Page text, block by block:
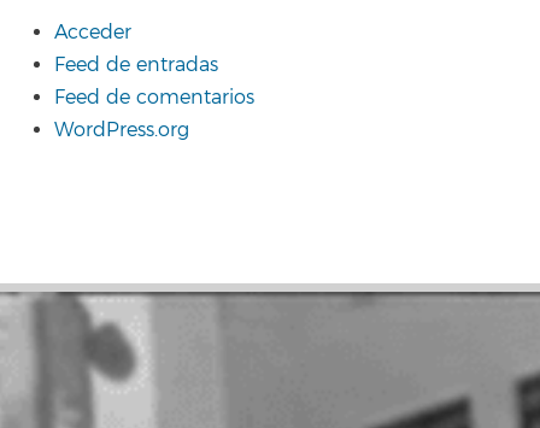
Acceder
Feed de entradas
Feed de comentarios
WordPress.org